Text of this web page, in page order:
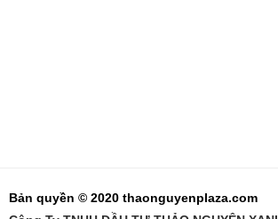
Bản quyền © 2020 thaonguyenplaza.com